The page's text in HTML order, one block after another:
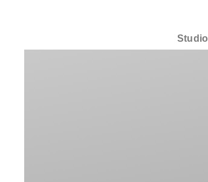
Studio